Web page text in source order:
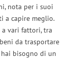
nota per i suoi
a capire meglio.
vari fattori, tra
da trasportare
bisogno di un